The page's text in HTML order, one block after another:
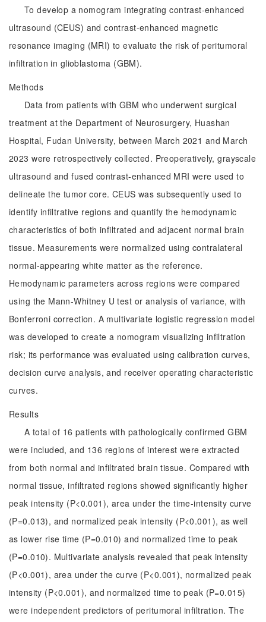
To develop a nomogram integrating contrast-enhanced
ultrasound (CEUS) and contrast-enhanced magnetic
resonance imaging (MRI) to evaluate the risk of peritumoral
infiltration in glioblastoma (GBM).
Methods
Data from patients with GBM who underwent surgical
treatment at the Department of Neurosurgery, Huashan
Hospital, Fudan University, between March 2021 and March
2023 were retrospectively collected. Preoperatively, grayscale
ultrasound and fused contrast-enhanced MRI were used to
delineate the tumor core. CEUS was subsequently used to
identify infiltrative regions and quantify the hemodynamic
characteristics of both infiltrated and adjacent normal brain
tissue. Measurements were normalized using contralateral
normal-appearing white matter as the reference.
Hemodynamic parameters across regions were compared
using the Mann-Whitney U test or analysis of variance, with
Bonferroni correction. A multivariate logistic regression model
was developed to create a nomogram visualizing infiltration
risk; its performance was evaluated using calibration curves,
decision curve analysis, and receiver operating characteristic
curves.
Results
A total of 16 patients with pathologically confirmed GBM
were included, and 136 regions of interest were extracted
from both normal and infiltrated brain tissue. Compared with
normal tissue, infiltrated regions showed significantly higher
peak intensity (P<0.001), area under the time-intensity curve
(P=0.013), and normalized peak intensity (P<0.001), as well
as lower rise time (P=0.010) and normalized time to peak
(P=0.010). Multivariate analysis revealed that peak intensity
(P<0.001), area under the curve (P<0.001), normalized peak
intensity (P<0.001), and normalized time to peak (P=0.015)
were independent predictors of peritumoral infiltration. The